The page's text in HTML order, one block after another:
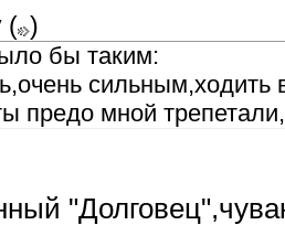
( )
бы таким:
сильным,ходить
предо мной